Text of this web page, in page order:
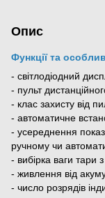
Опис
Функції та
- світлодіодний
- пульт
- клас захисту від
- автоматичне
- усереднення
ручному чи
- вибірка ваги тари
- живлення від
​​​- число розрядів